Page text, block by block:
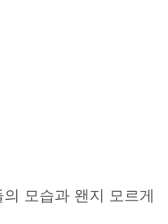
모습과 왠지 모르게